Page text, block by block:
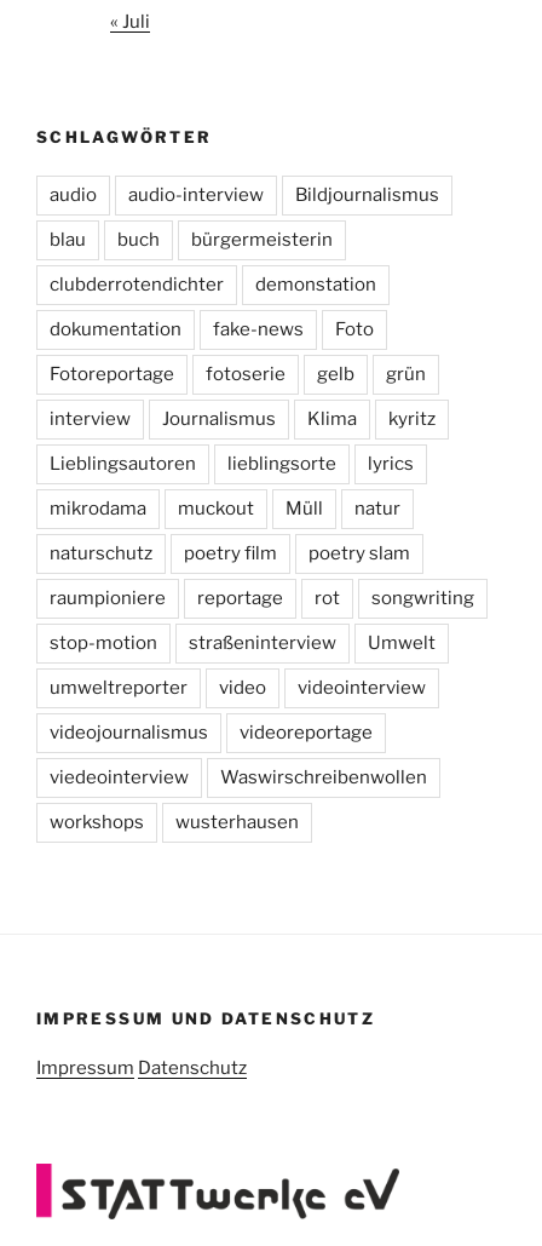
« Juli
SCHLAGWÖRTER
audio audio-interview Bildjournalismus
blau buch bürgermeisterin
clubderrotendichter demonstation
dokumentation fake-news Foto
Fotoreportage fotoserie gelb grün
interview Journalismus Klima kyritz
Lieblingsautoren lieblingsorte lyrics
mikrodama muckout Müll natur
naturschutz poetry film poetry slam
raumpioniere reportage rot songwriting
stop-motion straßeninterview Umwelt
umweltreporter video videointerview
videojournalismus videoreportage
viedeointerview Waswirschreibenwollen
workshops wusterhausen
IMPRESSUM UND DATENSCHUTZ
Impressum Datenschutz